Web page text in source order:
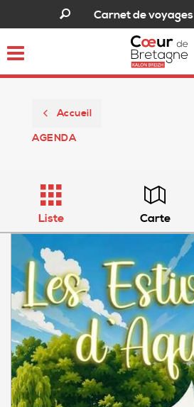
Carnet de voyages
Toggle
Accueil
AGENDA
Liste Carte